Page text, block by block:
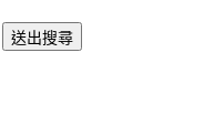
送出搜尋